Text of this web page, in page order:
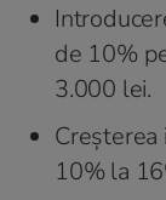
de 10%
3.000 lei.
10% la